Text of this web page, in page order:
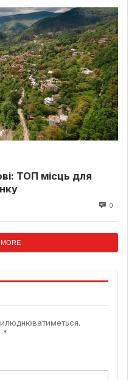
ТОП місць для
0
*